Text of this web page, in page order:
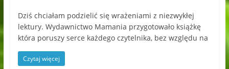
Dziś chciałam podzielić się wrażeniami z niezwykłej
lektury. Wydawnictwo Mamania przygotowało książkę
która poruszy serce każdego czytelnika, bez względu na
Czytaj więcej